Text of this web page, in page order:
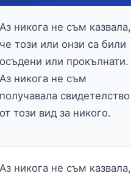
Аз никога не съм казвала,
че този или онзи са били
осъдени или прокълнати.
Аз никога не съм
получавала свидетелство
от този вид за никого.
Аз никога не съм казвала,